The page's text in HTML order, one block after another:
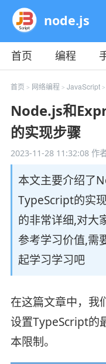
node.js
首页 编程
教程
平面 服
首页 > 网络编程 > JavaScript>
Node.js和
的实现步骤
2023-11-28 11:32:08作
本文主要介绍了
TypeScript的实
的非常详细,对大
参考学习价值,需
起学习学习吧
在这篇文章中，我
设置TypeScript的
本限制。